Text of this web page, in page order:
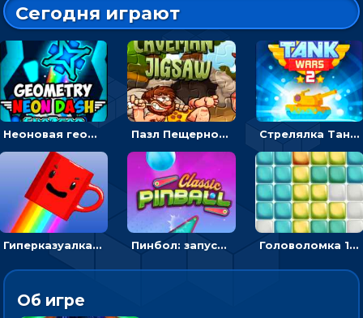
Сегодня играют
Неоновая геометрия: прыгай через препятствия и собирай шары Пазл Пещерного человека: сложи фрагменты и получи картинку Стрелялка Танковые войны: бить по танку врага, чтобы уничтожить зло
Гиперказуалка Летающая чашка кофе: двигаться и собирать кубики сахара Пинбол: запускать шарик, чтобы выбивать очки Головоломка 10х10
Об игре